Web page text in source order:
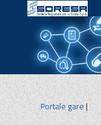
Portale gare|